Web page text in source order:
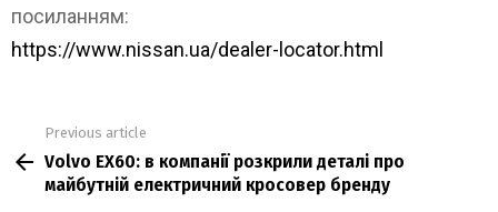
посиланням:
https://www.nissan.ua/dealer-locator.html
more
Previous article
Volvo EX60: в компанії розкрили деталі про
майбутній електричний кросовер бренду